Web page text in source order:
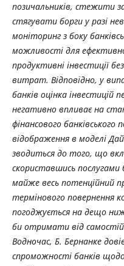
позичальників, стежити
стягувати борги у разі
моніторинг з боку
можливості для
продуктивні інвестиції
витрат. Відповідно, у
банків оцінка
негативно впливає на
фінансового
відображення в моделі
зводиться до того, що
скориставшись
майже весь потенційний
термінового повернення
погоджується на дещо
би отримати від
Водночас, Б. Бернанке
спроможності банків